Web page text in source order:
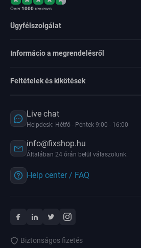
Over1000reviews
Ügyfélszolgálat
Informácio a megrendelésről
Feltételek és kikötések
Live chat
Helpdesk: Hétfő - Péntek 9:00 - 16:00
info@fixshop.hu
Általában 24 órán belül válaszolunk.
Help center / FAQ
Biztonságos fizetés